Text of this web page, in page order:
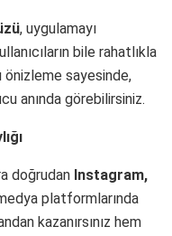
, uygulamayı
bile rahatlıkla
önizleme sayesinde,
anında görebilirsiniz.
doğrudan Instagram,
platformlarında
kazanırsınız hem